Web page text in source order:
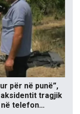
për në punë”,
tragjik
në telefon…